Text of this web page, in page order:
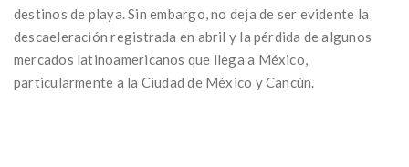
destinos de playa. Sin embargo, no deja de ser evidente la
descaeleración registrada en abril y la pérdida de algunos
mercados latinoamericanos que llega a México,
particularmente a la Ciudad de México y Cancún.